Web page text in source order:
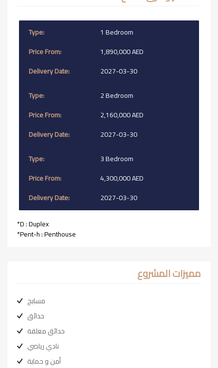
1 Bedroom
1,890,000 AED
2027-03-30
2 Bedroom
2,160,000 AED
2027-03-30
3 Bedroom
4,300,000 AED
2027-03-30
*D : Duplex
*Pent-h : Penthouse
مميزات المشروع
مسابح
حدائق
حدائق معلقة
نادي رياضي
أمن و حماية